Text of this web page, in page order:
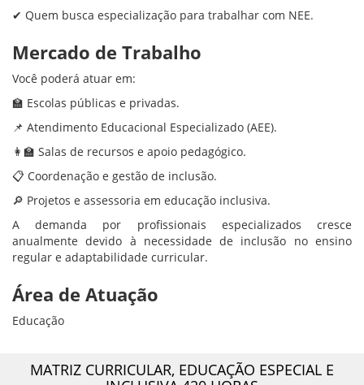
✔ Quem busca especialização para trabalhar com NEE.
Mercado de Trabalho
Você poderá atuar em:
🏫 Escolas públicas e privadas.
📌 Atendimento Educacional Especializado (AEE).
👩‍🏫 Salas de recursos e apoio pedagógico.
📋 Coordenação e gestão de inclusão.
🔎 Projetos e assessoria em educação inclusiva.
A demanda por profissionais especializados cresce
anualmente devido à necessidade de inclusão no ensino
regular e adaptabilidade curricular.
Área de Atuação
Educação
MATRIZ CURRICULAR, EDUCAÇÃO ESPECIAL E